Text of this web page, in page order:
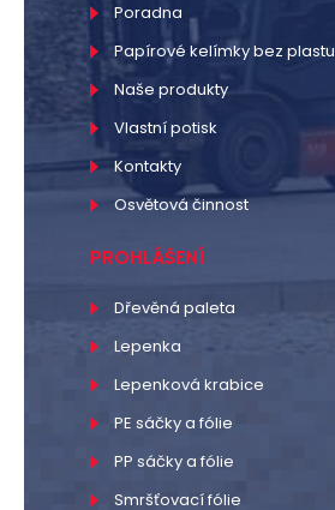
Poradna
Papírové kelímky bez plastu
Naše produkty
Vlastní potisk
Kontakty
Osvětová činnost
PROHLÁŠENÍ
Dřevěná paleta
Lepenka
Lepenková krabice
PE sáčky a fólie
PP sáčky a fólie
Smršťovací fólie